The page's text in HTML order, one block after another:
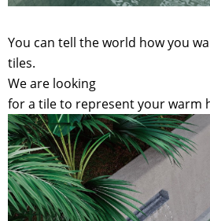
You can tell the world how you
tiles.
We are looking
for a tile to represent your warm